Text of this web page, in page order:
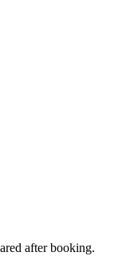
after booking.